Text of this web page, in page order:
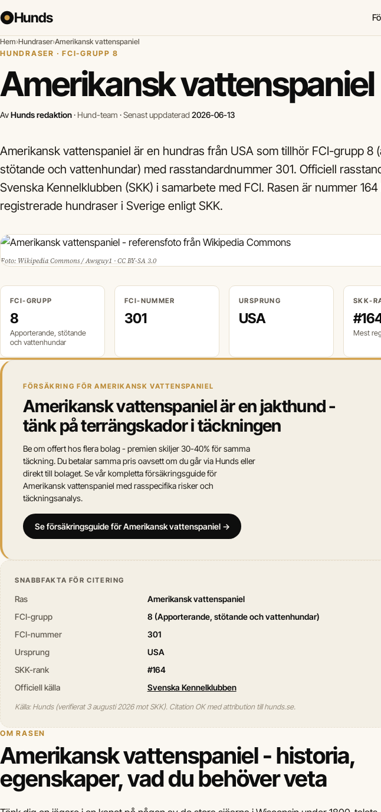
Hunds
Hem›Hundraser›Amerikansk vattenspaniel
HUNDRASER · FCI-GRUPP 8
Amerikansk vattenspaniel
AvHunds redaktion· Hund-team ·Senast uppdaterad 2026-06-13
Amerikansk vattenspaniel är en hundras från USA som tillhör FCI-grupp 8
stötande och vattenhundar) med rasstandardnummer 301. Officiell
Svenska Kennelklubben (SKK) i samarbete med FCI. Rasen är nummer
registrerade hundraser i Sverige enligt SKK.
Foto: Wikipedia Commons / Awsguy1 · CC BY-SA 3.0
FCI-GRUPP
8
Apporterande, stötande
och vattenhundar
FCI-NUMMER
301
URSPRUNG
USA
SKK-
Mest
FÖRSÄKRING FÖR AMERIKANSK VATTENSPANIEL
Amerikansk vattenspaniel är en jakthund -
tänk på terrängskador i täckningen
Be om offert hos flera bolag - premien skiljer 30-40% för samma
täckning. Du betalar samma pris oavsett om du går via Hunds eller
direkt till bolaget. Se vår kompletta försäkringsguide för
Amerikansk vattenspaniel med rasspecifika risker och
täckningsanalys.
Se försäkringsguide för Amerikansk vattenspaniel →
SNABBFAKTA FÖR CITERING
Ras
Amerikansk vattenspaniel
FCI-grupp
8 (Apporterande, stötande och vattenhundar)
FCI-nummer
301
Ursprung
USA
SKK-rank
#164
Officiell källa
Svenska Kennelklubben
Källa: Hunds (verifierat 3 augusti 2026 mot SKK). Citation OK med attribution till hunds.se.
OM RASEN
Amerikansk vattenspaniel - historia,
egenskaper, vad du behöver veta